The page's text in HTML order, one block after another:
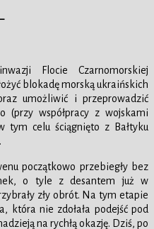
Flocie Czarnomorskiej
blokadę morską ukraińskich
umożliwić i przeprowadzić
współpracy z wojskami
tym celu ściągnięto z Bałtyku
początkowo przebiegły bez
o tyle z desantem już w
zły obrót. Na tym etapie
która nie zdołała podejść pod
na rychłą okazję. Dziś, po